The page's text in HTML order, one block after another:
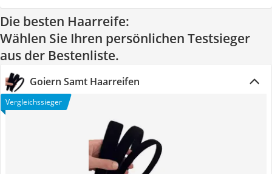
Die besten Haarreife:
Wählen Sie Ihren persönlichen Testsieger
aus der Bestenliste.
Goiern Samt Haarreifen
Vergleichssieger